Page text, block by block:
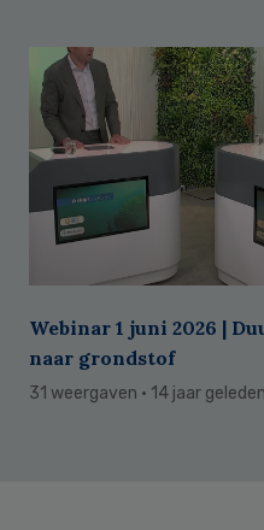
Webinar 1 juni 2026 |
naar grondstof
31 weergaven · 14 jaar geleden